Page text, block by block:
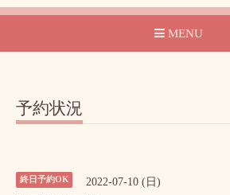
MENU
予約状況
終日予約OK 2022-07-10 (日)